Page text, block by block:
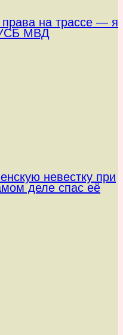
на трассе — я
УСБ МВД
невестку при
деле спас её